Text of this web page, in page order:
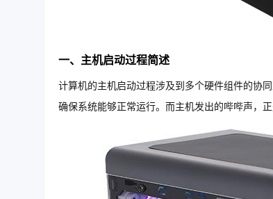
一、主机启动过程简述
计算机的主机启动过程涉及到多个硬件组件的协
确保系统能够正常运行。而主机发出的哔哔声，正